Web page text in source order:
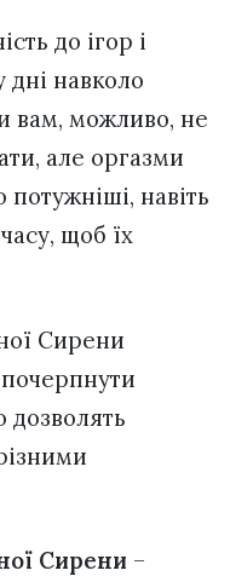
до ігор і
навколо
вам, можливо, не
але оргазми
потужніші, навіть
щоб їх
Сирени
дозволять
Сирени –